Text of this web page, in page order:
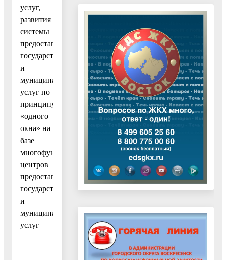
услуг,
развития
системы
предоставления
государственных
и
муниципальных
услуг по
принципу
«одного
окна» на
базе
многофункциональных
центров
предоставления
государственных
и
муниципальных
услуг